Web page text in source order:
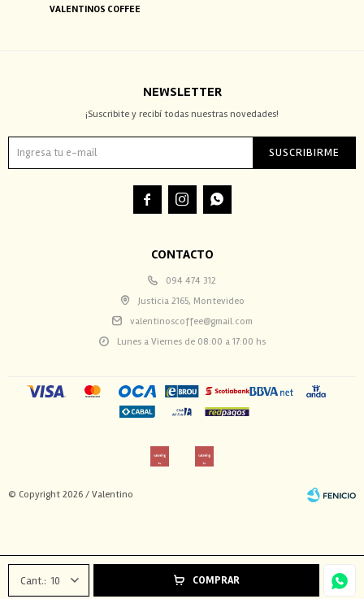
10 COMPRAR
VALENTINOS COFFEE
CONTACTO
094 474 312
Justicia 2165, Montevideo
valentinoscoffee@gmail.com
Lunes a Viernes de 08:00 a 17:00 hs
NEWSLETTER
¡Suscribite y recibí todas nuestras novedades!
SUSCRIBIRME
  
© Copyright 2026 / Valentino